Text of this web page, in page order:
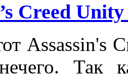
Creed
Assassin's
Так